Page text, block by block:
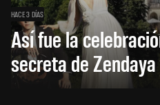
HACE 3 DÍAS
Así fue la
secreta de